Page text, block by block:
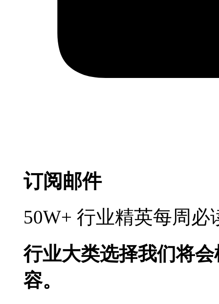
订阅邮件
50W+ 行业精英每周
行业大类选择我们将
容。